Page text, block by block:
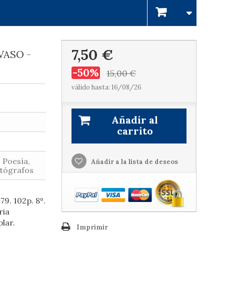
-
102p. 8º.
7,50 €
-50% 15,00 €
válido hasta: 16/08/26
Añadir al
carrito
Añadir a la lista de deseos
Imprimir